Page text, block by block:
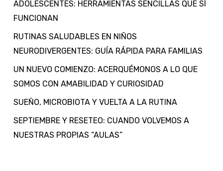
ADOLESCENTES: HERRAMIENTAS SENCILLAS QUE SÍ
FUNCIONAN
RUTINAS SALUDABLES EN NIÑOS
NEURODIVERGENTES: GUÍA RÁPIDA PARA FAMILIAS
UN NUEVO COMIENZO: ACERQUÉMONOS A LO QUE
SOMOS CON AMABILIDAD Y CURIOSIDAD
SUEÑO, MICROBIOTA Y VUELTA A LA RUTINA
SEPTIEMBRE Y RESETEO: CUANDO VOLVEMOS A
NUESTRAS PROPIAS “AULAS”